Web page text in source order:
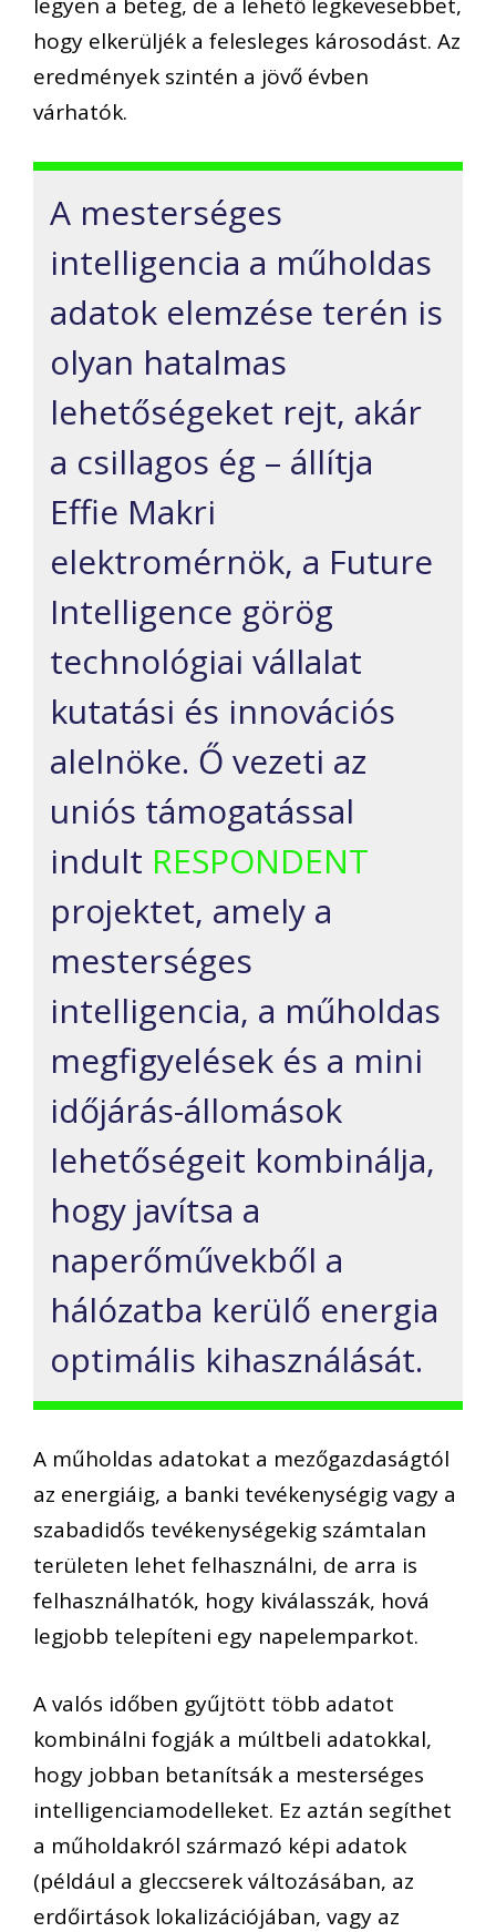
legyen a beteg, de a lehető legkevesebbet,
hogy elkerüljék a felesleges károsodást. Az
eredmények szintén a jövő évben
várhatók.
A mesterséges
intelligencia a műholdas
adatok elemzése terén is
olyan hatalmas
lehetőségeket rejt, akár
a csillagos ég – állítja
Effie Makri
elektromérnök, a Future
Intelligence görög
technológiai vállalat
kutatási és innovációs
alelnöke. Ő vezeti az
uniós támogatással
indult RESPONDENT
projektet, amely a
mesterséges
intelligencia, a műholdas
megfigyelések és a mini
időjárás-állomások
lehetőségeit kombinálja,
hogy javítsa a
naperőművekből a
hálózatba kerülő energia
optimális kihasználását.
A műholdas adatokat a mezőgazdaságtól
az energiáig, a banki tevékenységig vagy a
szabadidős tevékenységekig számtalan
területen lehet felhasználni, de arra is
felhasználhatók, hogy kiválasszák, hová
legjobb telepíteni egy napelemparkot.
A valós időben gyűjtött több adatot
kombinálni fogják a múltbeli adatokkal,
hogy jobban betanítsák a mesterséges
intelligenciamodelleket. Ez aztán segíthet
a műholdakról származó képi adatok
(például a gleccserek változásában, az
erdőirtások lokalizációjában, vagy az